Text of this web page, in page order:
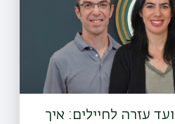
עזרה לחיילים: איך